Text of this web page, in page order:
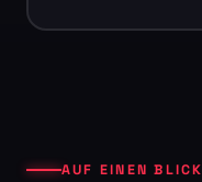
AUF EINEN BLICK